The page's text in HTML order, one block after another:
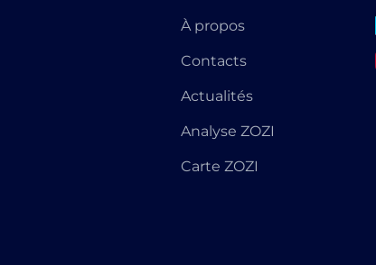
À propos
Contacts
Actualités
Analyse ZOZI
Carte ZOZI